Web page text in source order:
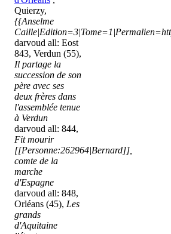
Quierzy,
{{Anselme
darvoud all: Eost
843, Verdun (55),
Il partage la
succession de son
père avec ses
deux frères dans
l'assemblée tenue
à Verdun
darvoud all: 844,
Fit mourir
[[Personne:262964|Bernard]],
comte de la
marche
d'Espagne
darvoud all: 848,
Orléans (45), Les
grands
d'Aquitaine